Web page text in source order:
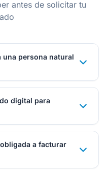
antes de solicitar tu
una persona natural
digital para
a facturar